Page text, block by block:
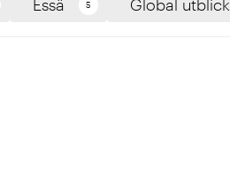
Essä 5 Global utblick